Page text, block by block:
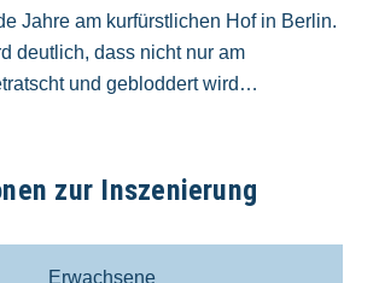
Jahre am kurfürstlichen Hof in Berlin.
deutlich, dass nicht nur am
und gebloddert wird…
zur Inszenierung
Erwachsene